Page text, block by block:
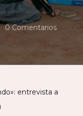
0 ComentariosEn
entrevista a